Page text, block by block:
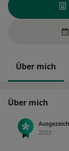
Über mich
Über mich